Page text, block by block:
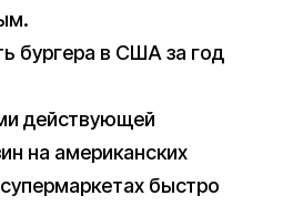
бургера в США за год
действующей
на американских
быстро